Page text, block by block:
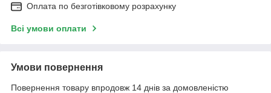
Оплата по безготівковому розрахунку
Всі умови оплати
Умови повернення
Повернення товару впродовж 14 днів за домовленістю